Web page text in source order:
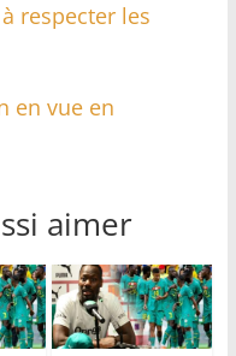
respecter les
en vue en
aimer